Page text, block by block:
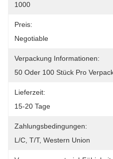
1000
Preis:
Negotiable
Verpackung Informationen:
50 Oder 100 Stück Pro
Lieferzeit:
15-20 Tage
Zahlungsbedingungen:
L/C, T/T, Western Union